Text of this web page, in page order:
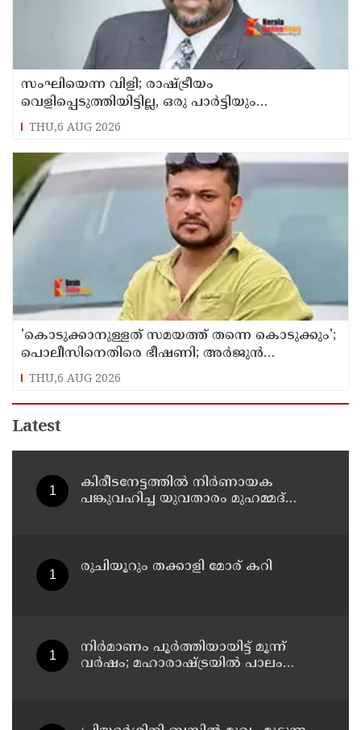
സംഘിയെന്ന വിളി; രാഷ്ട്രീയം
വെളിപ്പെടുത്തിയിട്ടില്ല, ഒരു പാര്‍ട്ടിയും
അംഗത്വത്തിന് സമീപിച്ചിട്ടില്ലെന്ന് ആര്‍ മാധവന്‍
THU,6 AUG 2026
'കൊടുക്കാനുള്ളത് സമയത്ത് തന്നെ കൊടുക്കും';
പൊലീസിനെതിരെ ഭീഷണി; അർജുൻ
ആയങ്കിക്കെതിരെ കേസെടുത്തു
THU,6 AUG 2026
Latest
കിരീടനേട്ടത്തില്‍ നിര്‍ണായക
പങ്കുവഹിച്ച യുവതാരം മുഹമ്മദ്
രുചിയൂറും തക്കാളി മോര് കറി
നിർമാണം പൂർത്തിയായിട്ട് മൂന്ന്
വർഷം; മഹാരാഷ്ട്രയിൽ പാലം